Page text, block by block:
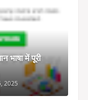
में पूरी
2025